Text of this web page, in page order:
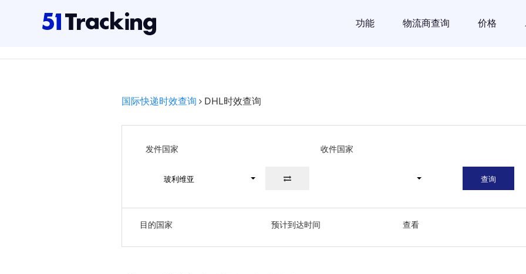
功能 物流商查询 价格
国际快递时效查询 DHL时效查询
发件国家 收件国家
玻利维亚 查询
目的国家 预计到达时间 查看